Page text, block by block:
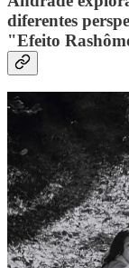
diferentes
"Efeito